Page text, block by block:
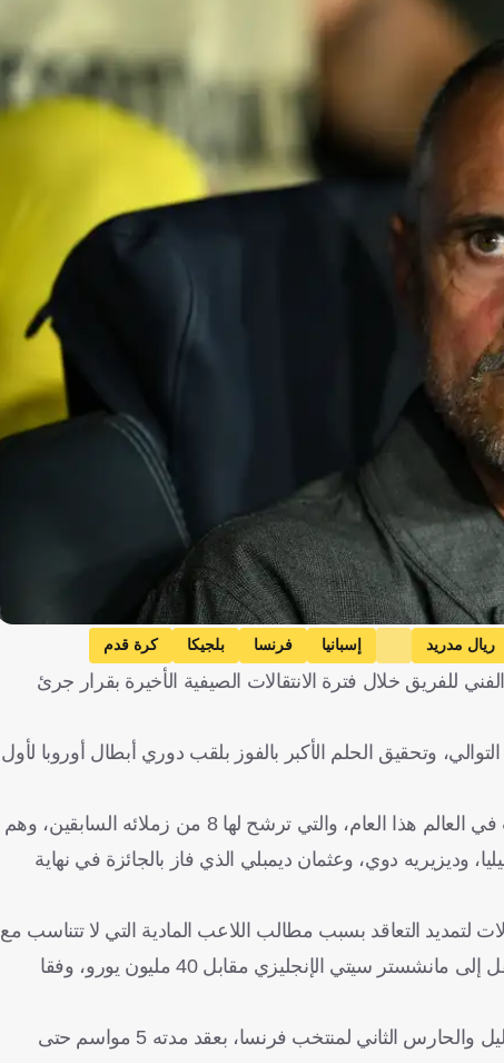
ريال مدريد إسبانيا فرنسا بلجيكا كرة قدم
للفريق خلال فترة الانتقالات الصيفية الأخيرة بقرار جرئ
وتحقيق الحلم الأكبر بالفوز بلقب دوري أبطال أوروبا لأول
ولبصمته البارزة ترشح حارس المرمى الإيطالي لجائزة الكرة الذهبية لأفضل لاعب في العالم هذا العام، والتي ترشح لها 8 من زملائه السابقين، وهم
وديزيريه دوي، وعثمان ديمبلي الذي فاز بالجائزة في نهاية
في صيف 2026 بعدما فشلت كل المحاولات لتمديد التعاقد بسبب مطالب اللاعب المادية التي لا تتناسب مع
السياسة الجديدة في حديقة الأمراء، وفقا لتأكيدات مسؤولي النادي الباريسي، لينتقل إلى مانشستر سيتي الإنجليزي مقابل 40 مليون يورو، وفقا
ولسد هذه الفجوة، تعاقد باريس سان جيرمان مع لوكاس شوفالييه حارس مرمى ليل والحارس الثاني لمنتخب فرنسا، بعقد مدته 5 مواسم حتى